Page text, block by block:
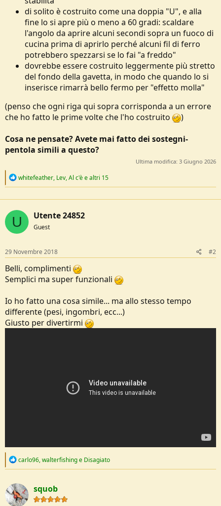
di solito è costruito come una doppia "U", e alla
fine lo si apre più o meno a 60 gradi: scaldare
l'angolo da aprire alcuni secondi sopra un fuoco di
cucina prima di aprirlo perché alcuni fil di ferro
potrebbero spezzarsi se lo fai "a freddo"
dovrebbe essere costruito leggermente più stretto
del fondo della gavetta, in modo che quando lo si
inserisce rimarrà bello fermo per "effetto molla"
(penso che ogni riga qui sopra corrisponda a un errore
che ho fatto le prime volte che l'ho costruito
)
Cosa ne pensate? Avete mai fatto dei sostegni-
pentola simili a questo?
Ultima modifica: 3 Giugno 2026
R
c
t
o
n
whitefeather, Lev,Al c'èe altri 15
U Utente 24852
Guest
29 Novembre 2018 #2
Belli, complimenti
Semplici ma super funzionali
Io ho fatto una cosa simile... ma allo stesso tempo
differente (pesi, ingombri, ecc...)
Giusto per divertirmi
R
c
t
i
carlo96,walterfishinge Disagiato
squob